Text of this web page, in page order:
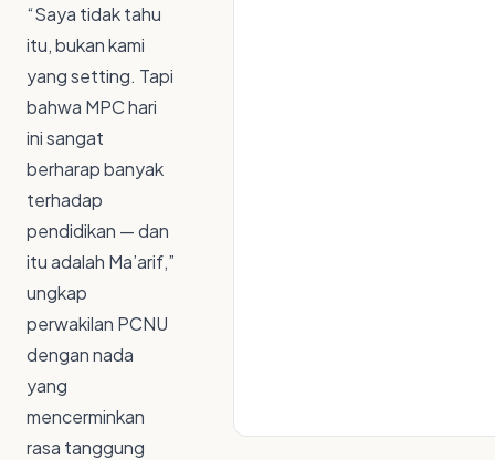
“Saya tidak tahu
itu, bukan kami
yang setting. Tapi
bahwa MPC hari
ini sangat
berharap banyak
terhadap
pendidikan — dan
itu adalah Ma’arif,”
ungkap
perwakilan PCNU
dengan nada
yang
mencerminkan
rasa tanggung